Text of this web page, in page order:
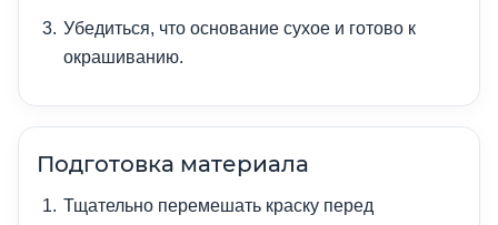
Убедиться, что основание сухое и готово к
окрашиванию.
Подготовка материала
Тщательно перемешать краску перед